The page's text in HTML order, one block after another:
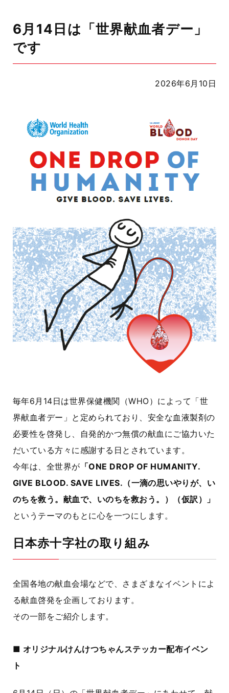
6月14日は「世界献血者デー」
です
2026年6月10日
毎年6月14日は世界保健機関（WHO）によって「世
界献血者デー」と定められており、安全な血液製剤の
必要性を啓発し、自発的かつ無償の献血にご協力いた
だいている方々に感謝する日とされています。
今年は、全世界が 「ONE DROP OF HUMANITY.
GIVE BLOOD. SAVE LIVES.（一滴の思いやりが、い
のちを救う。献血で、いのちを救おう。）（仮訳）」
というテーマのもとに心を一つにします。
日本赤十字社の取り組み
全国各地の献血会場などで、さまざまなイベントによ
る献血啓発を企画しております。
その一部をご紹介します。
■ オリジナルけんけつちゃんステッカー配布イベン
ト